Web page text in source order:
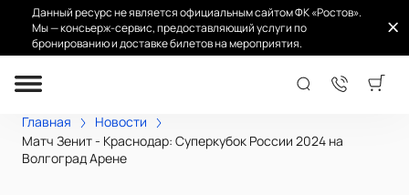
Данный ресурс не является официальным сайтом ФК «Ростов».
Мы — консьерж-сервис, предоставляющий услуги по
бронированию и доставке билетов на мероприятия.
Главная
Новости
Матч Зенит - Краснодар: Суперкубок России 2024 на
Волгоград Арене